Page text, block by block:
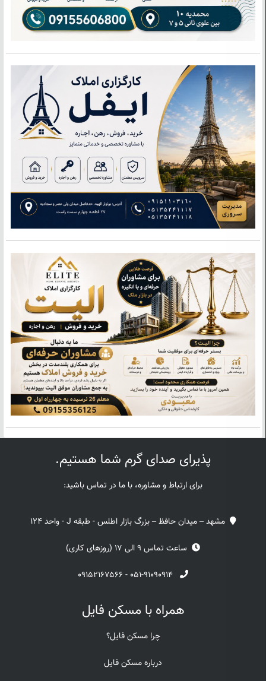
پذیرای صدای گرم شما هستیم.
برای ارتباط و مشاوره، با ما در تماس باشید:
مشهد – میدان حافظ – بزرگ بازار اطلس - طبقه J - واحد 124
ساعت تماس 9 الی 17 (روزهای کاری)
۰۵۱-۹۱۰۹۰۹۱۴ - ۰۹۱۵۲۱۶۷۵۶۶
همراه با مسکن فایل
چرا مسکن فایل؟
درباره مسکن فایل